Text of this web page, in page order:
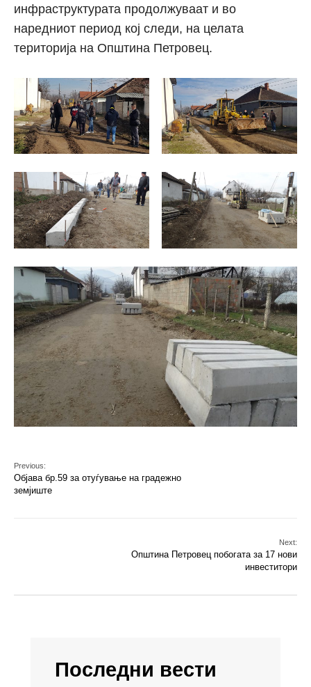
инфраструктурата продолжуваат и во
наредниот период кој следи, на целата
територија на Општина Петровец.
Previous:
Објава бр.59 за отуѓување на градежно
земјиште
Next:
Општина Петровец побогата за 17 нови
инвеститори
Последни вести